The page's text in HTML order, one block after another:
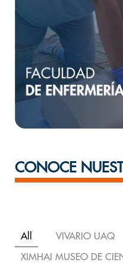
CONOCE
All VIVARIO UAQ
XIMHAI MUSEO DE